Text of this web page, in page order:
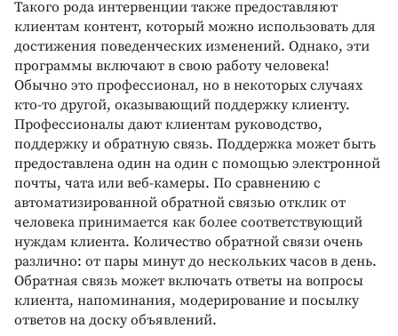
Такого рода интервенции также предоставляют
клиентам контент, который можно использовать для
достижения поведенческих изменений. Однако, эти
программы включают в свою работу человека!
Обычно это профессионал, но в некоторых случаях
кто-то другой, оказывающий поддержку клиенту.
Профессионалы дают клиентам руководство,
поддержку и обратную связь. Поддержка может быть
предоставлена один на один с помощью электронной
почты, чата или веб-камеры. По сравнению с
автоматизированной обратной связью отклик от
человека принимается как более соответствующий
нуждам клиента. Количество обратной связи очень
различно: от пары минут до нескольких часов в день.
Обратная связь может включать ответы на вопросы
клиента, напоминания, модерирование и посылку
ответов на доску объявлений.